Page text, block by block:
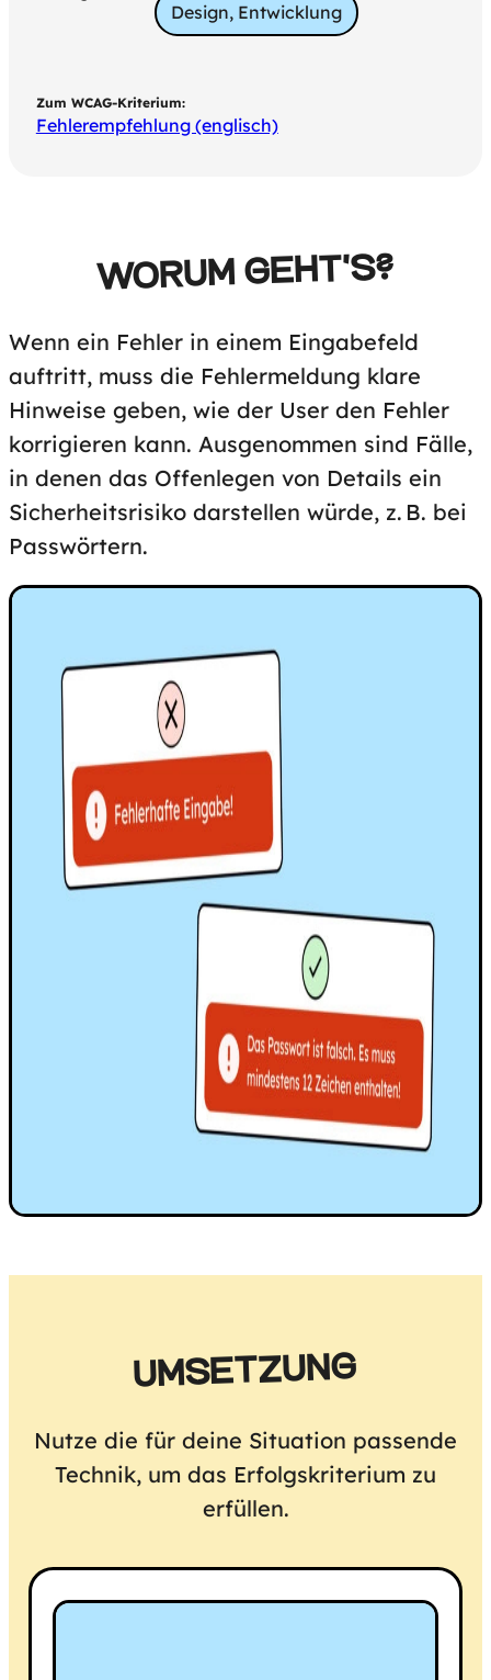
Design, Entwicklung
Zum WCAG-Kriterium:
Fehlerempfehlung (englisch)
WORUM GEHT'S?
Wenn ein Fehler in einem Eingabefeld
auftritt, muss die Fehlermeldung klare
Hinweise geben, wie der User den Fehler
korrigieren kann. Ausgenommen sind Fälle,
in denen das Offenlegen von Details ein
Sicherheitsrisiko darstellen würde, z. B. bei
Passwörtern.
UMSETZUNG
Nutze die für deine Situation passende
Technik, um das Erfolgskriterium zu
erfüllen.